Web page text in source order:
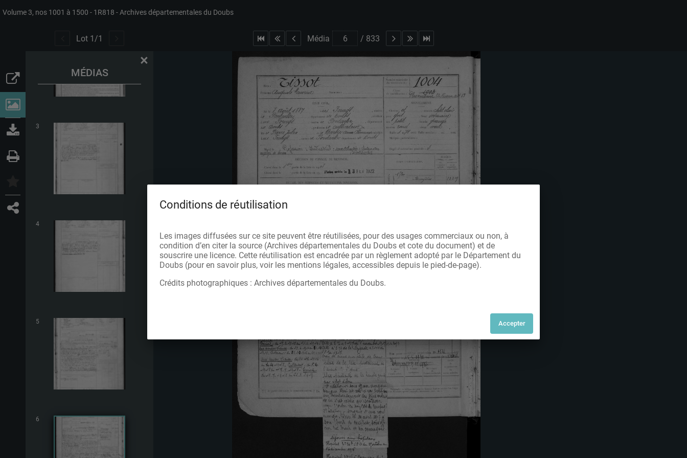
Volume 3, nos 1001 à 1500 1R818 Archives départementales du Doubs
Lot 1 /1 Média / 833
MÉDIAS
×
3
4
5
6
Conditions de réutilisation
Les images diffusées sur ce site peuvent être réutilisées, pour des usages commerciaux ou non, à
condition d’en citer la source (Archives départementales du Doubs et cote du document) et de
souscrire une licence. Cette réutilisation est encadrée par un règlement adopté par le Département du
Doubs (pour en savoir plus, voir les mentions légales, accessibles depuis le pied-de-page).
Crédits photographiques : Archives départementales du Doubs.